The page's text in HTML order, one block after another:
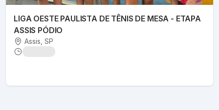
LIGA OESTE PAULISTA DE TÊNIS DE MESA - ETAPA
ASSIS PÓDIO
Assis , SP